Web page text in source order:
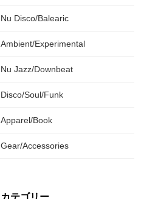
Nu Disco/Balearic
Ambient/Experimental
Nu Jazz/Downbeat
Disco/Soul/Funk
Apparel/Book
Gear/Accessories
カテゴリー